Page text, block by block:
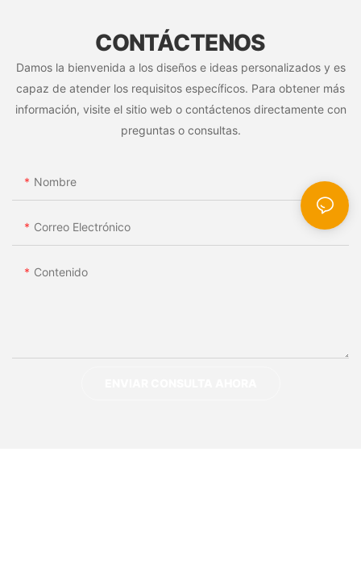
CONTÁCTENOS
Damos la bienvenida a los diseños e ideas personalizados y es
capaz de atender los requisitos específicos. Para obtener más
información, visite el sitio web o contáctenos directamente con
preguntas o consultas.
Nombre
Correo Electrónico
Contenido